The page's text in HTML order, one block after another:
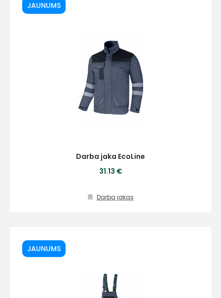
JAUNUMS
Darba jaka EcoLine
31.13 €
Darba jakas
JAUNUMS